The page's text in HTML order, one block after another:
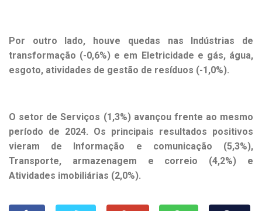
Por outro lado, houve quedas nas Indústrias de
transformação (-0,6%) e em Eletricidade e gás, água,
esgoto, atividades de gestão de resíduos (-1,0%).
O setor de Serviços (1,3%) avançou frente ao mesmo
período de 2024. Os principais resultados positivos
vieram de Informação e comunicação (5,3%),
Transporte, armazenagem e correio (4,2%) e
Atividades imobiliárias (2,0%).